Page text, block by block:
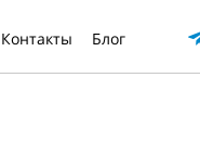
Контакты Блог